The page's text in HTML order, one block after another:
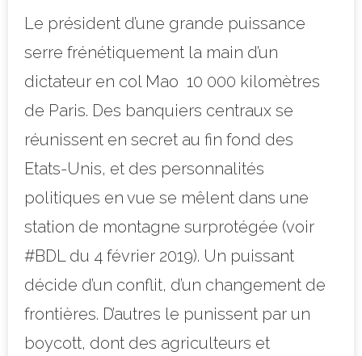
Le président d’une grande puissance
serre frénétiquement la main d’un
dictateur en col Mao 10 000 kilomètres
de Paris. Des banquiers centraux se
réunissent en secret au fin fond des
Etats-Unis, et des personnalités
politiques en vue se mêlent dans une
station de montagne surprotégée (voir
#BDL du 4 février 2019). Un puissant
décide d’un conflit, d’un changement de
frontières. D’autres le punissent par un
boycott, dont des agriculteurs et